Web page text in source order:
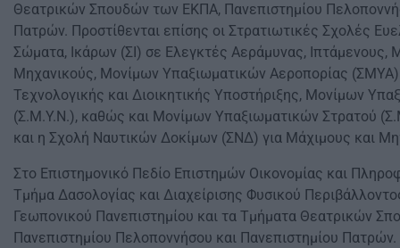
Θεατρικών Σπουδών των ΕΚΠΑ, Πανεπιστημίου
Πατρών. Προστίθενται επίσης οι Στρατιωτικές Σχολές
Σώματα, Ικάρων (ΣΙ) σε Ελεγκτές Αεράμυνας, Ιπτάμενους,
Μηχανικούς, Μονίμων Υπαξιωματικών Αεροπορίας (ΣΜΥΑ)
Τεχνολογικής και Διοικητικής Υποστήριξης, Μονίμων
(Σ.Μ.Υ.Ν.), καθώς και Μονίμων Υπαξιωματικών Στρατού
και η Σχολή Ναυτικών Δοκίμων (ΣΝΔ) για Μάχιμους και
Στο Επιστημονικό Πεδίο Επιστημών Οικονομίας και
Τμήμα Δασολογίας και Διαχείρισης Φυσικού
Γεωπονικού Πανεπιστημίου και τα Τμήματα Θεατρικών
Πανεπιστημίου Πελοποννήσου και Πανεπιστημίου